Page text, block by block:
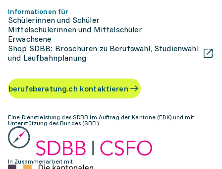
Informationen für
Schülerinnen und Schüler
Mittelschülerinnen und Mittelschüler
Erwachsene
Shop SDBB: Broschüren zu Berufswahl, Studienwahl
und Laufbahnplanung
berufsberatung.ch kontaktieren
Eine Dienstleistung des SDBB im Auftrag der Kantone (EDK) und mit
Unterstützung des Bundes (SBFI)
In Zusammenarbeit mit: